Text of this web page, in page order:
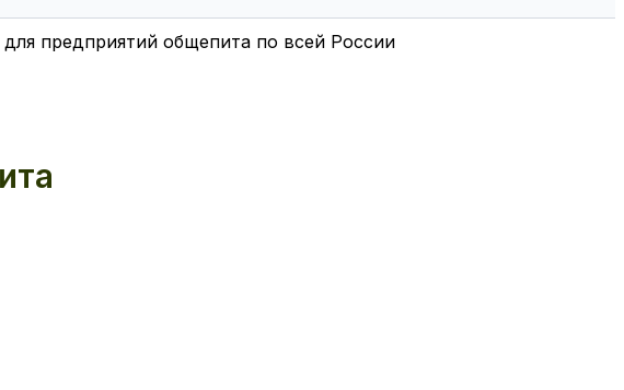
предприятий общепита по всей России